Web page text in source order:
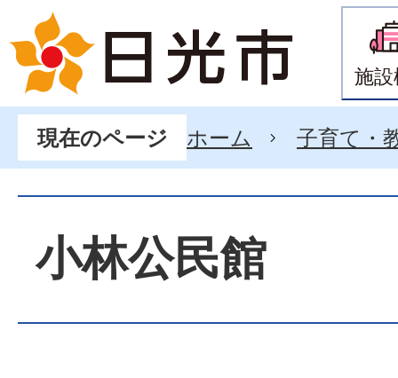
施
現在のページ ホーム 子育て・
小林公民館